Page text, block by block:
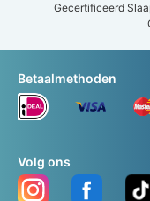
Gecertificeerd
Volg ons
Betaalmethoden